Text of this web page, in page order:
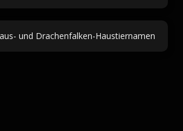
und Drachenfalken-Haustiernamen